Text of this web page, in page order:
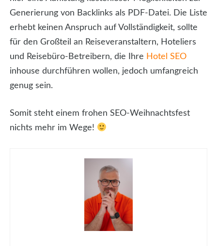
Generierung von Backlinks als PDF-Datei. Die Liste
erhebt keinen Anspruch auf Vollständigkeit, sollte
für den Großteil an Reiseveranstaltern, Hoteliers
und Reisebüro-Betreibern, die Ihre Hotel SEO
inhouse durchführen wollen, jedoch umfangreich
genug sein.
Somit steht einem frohen SEO-Weihnachtsfest
nichts mehr im Wege!